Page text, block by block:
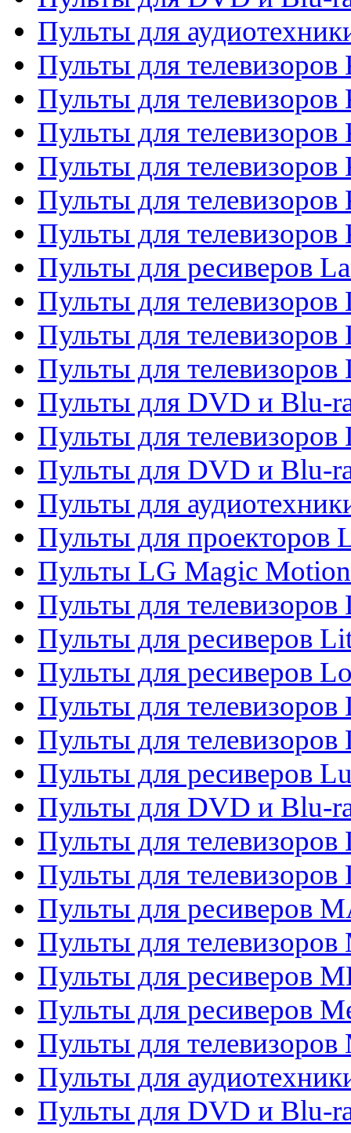
Пульты для
Пульты для
Пульты для телевизоров
Пульты для телевизоров
Пульты для телевизоров
Пульты для
Пульты для
Пульты для ресиверов
Пульты для телевизоров
Пульты для телевизоров
Пульты для телевизоров
Пульты для DVD и Blu-
Пульты для телевизоров
Пульты для DVD и Blu-
Пульты для
Пульты для проекторов
Пульты LG Magic Motion
Пульты для
Пульты для ресиверов
Пульты для ресиверов
Пульты для телевизоров
Пульты для
Пульты для ресиверов
Пульты для DVD и Blu-
Пульты для телевизоров
Пульты для телевизоров
Пульты для ресиверов
Пульты для телевизоров
Пульты для ресиверов
Пульты для ресиверов
Пульты для телевизоров
Пульты для
Пульты для DVD и Blu-